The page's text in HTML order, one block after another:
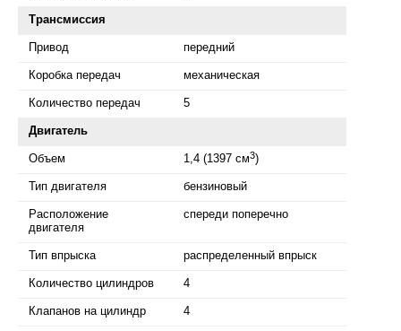
Трансмиссия
Привод передний
Коробка передач механическая
Количество передач 5
Двигатель
Объем 1,4 (1397 см3)
Тип двигателя бензиновый
Расположение
двигателя
спереди поперечно
Тип впрыска распределенный впрыск
Количество цилиндров 4
Клапанов на цилиндр 4